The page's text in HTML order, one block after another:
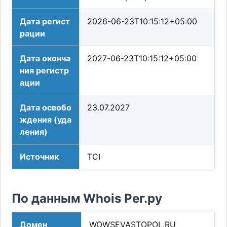
Дата регист
рации
2026-06-23T10:15:12+05:00
Дата оконча
ния регистр
ации
2027-06-23T10:15:12+05:00
Дата освобо
ждения (уда
ления)
23.07.2027
Источник TCI
По данным Whois Рег.ру
Домен WOWSEVASTOPOL.RU